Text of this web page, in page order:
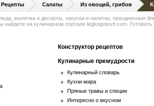
Рецепты Салаты Из овощей, грибов
выпечка и десерты, закуски и напитки, праздничные
найдете на кулинарном портале legkogotovit.com. Готовить
Конструктор рецептов
Кулинарные премудрости
Кулинарный словарь
Кухни мира
Пряные травы и специи
Интересно о вкусном